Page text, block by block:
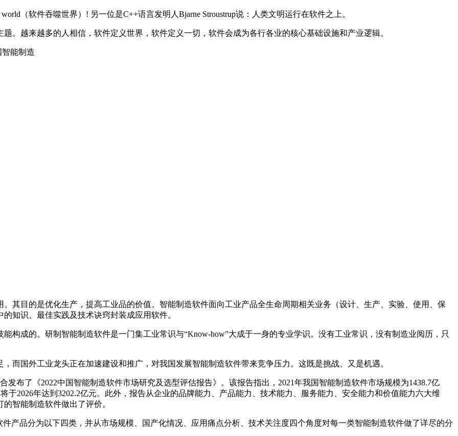
world（软件吞噬世界）! 另一位是C++语言发明人Bjarne Stroustrup说：人类文明运行在软件之上。
。越来越多的人相信，软件定义世界，软件定义一切，软件会成为各行各业的核心基础设施和产业逻辑。
其目的是优化生产，提高工业品的价值。智能制造软件面向工业产品全生命周期相关业务（设计、生产、实验、使用、保
知识、最佳实践及技术诀窍封装成应用软件。
构成的。研制智能制造软件是一门集工业常识与“Know-how”大成于一身的专业学识。没有工业常识，没有制造业阅历，只
而国外工业龙头正在加速建设和推广，对我国发展智能制造软件带来竞争压力。这既是挑战、又是机遇。
发布了《2022中国智能制造软件市场研究及选型评估报告》。该报告指出，2021年我国智能制造软件市场规模为1438.7亿
于2026年达到3202.2亿元。此外，报告从企业的品牌能力、产品能力、技术能力、服务能力、安全能力和价值能力六大维
智能制造软件做出了评价。
产品分为以下四类，并从市场规模、国产化情况、应用痛点分析、技术关注度四个角度对每一类智能制造软件做了详尽的分